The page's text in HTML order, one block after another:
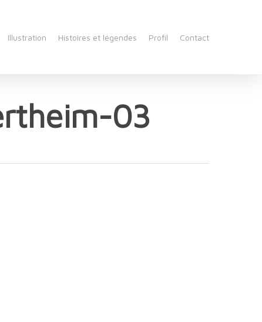
Illustration Histoires et légendes Profil Contact
03